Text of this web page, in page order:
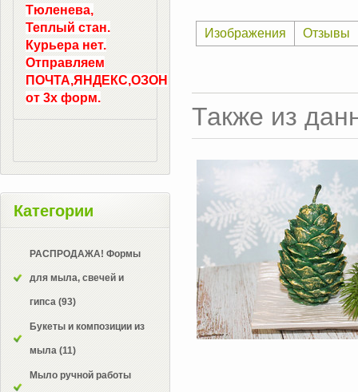
Изображения Отзывы
Также из
Тюленева,
Теплый стан.
Курьера нет.
Отправляем
ПОЧТА,ЯНДЕКС,ОЗОН
от 3х форм.
Категории
РАСПРОДАЖА! Формы
для мыла, свечей и
гипса (93)
Букеты и композиции из
мыла (11)
Мыло ручной работы